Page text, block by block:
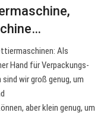
Als
Hand für Verpackungs-
wir groß genug, um
aber klein genug, um